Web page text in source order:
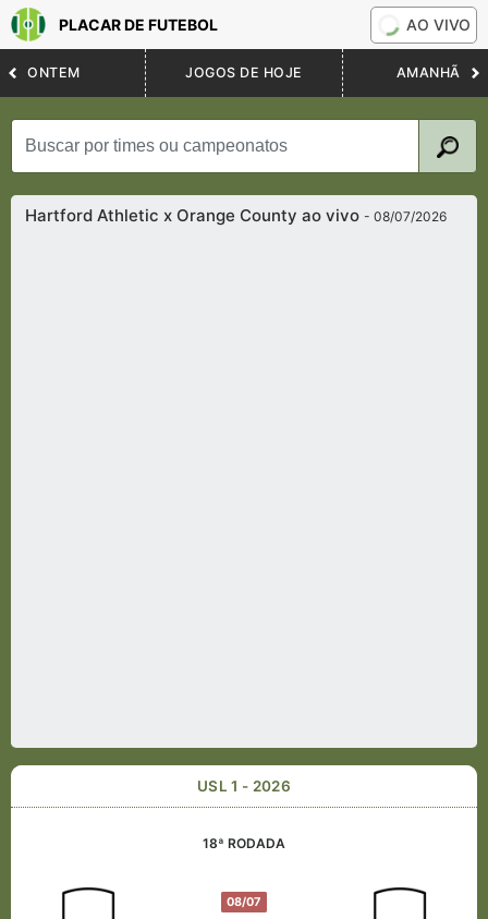
PLACAR DE FUTEBOL AO VIVO
ONTEM JOGOS DE HOJE AMANHÃ
Hartford Athletic x Orange County ao vivo- 08/07/2026
USL 1 - 2026
18ª RODADA
08/07